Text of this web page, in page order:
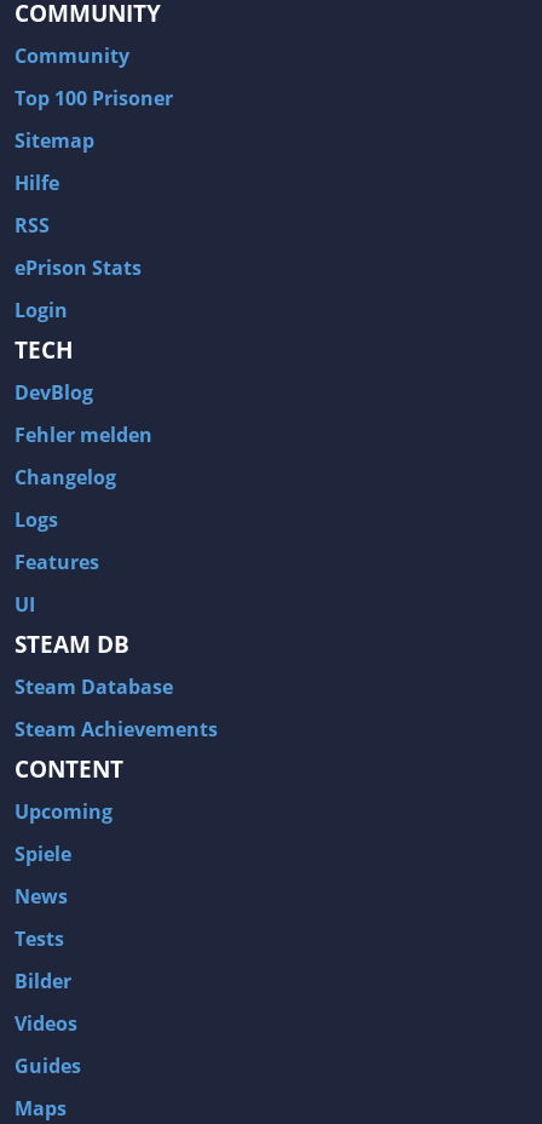
COMMUNITY
Community
Top 100 Prisoner
Sitemap
Hilfe
RSS
ePrison Stats
Login
TECH
DevBlog
Fehler melden
Changelog
Logs
Features
UI
STEAM DB
Steam Database
Steam Achievements
CONTENT
Upcoming
Spiele
News
Tests
Bilder
Videos
Guides
Maps